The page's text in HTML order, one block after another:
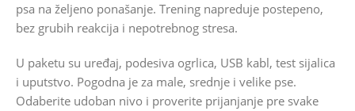
psa na željeno ponašanje. Trening napreduje postepeno,
bez grubih reakcija i nepotrebnog stresa.
U paketu su uređaj, podesiva ogrlica, USB kabl, test sijalica
i uputstvo. Pogodna je za male, srednje i velike pse.
Odaberite udoban nivo i proverite prijanjanje pre svake